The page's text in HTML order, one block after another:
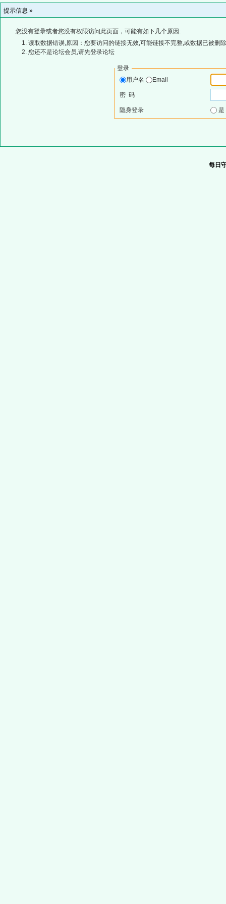
提示信息 »
您没有登录或者您没有权限访问此页面，可能有如下几个原因:
读取数据错误,原因：您要访问的链接无效,可能链接不完整,或数据已被删
您还不是论坛会员,请先登录论坛
登录
用户名
Email
密 码
隐身登录
每日